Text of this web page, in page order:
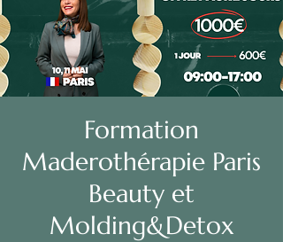
Formation
Maderothérapie Paris
Beauty et
Molding&Detox